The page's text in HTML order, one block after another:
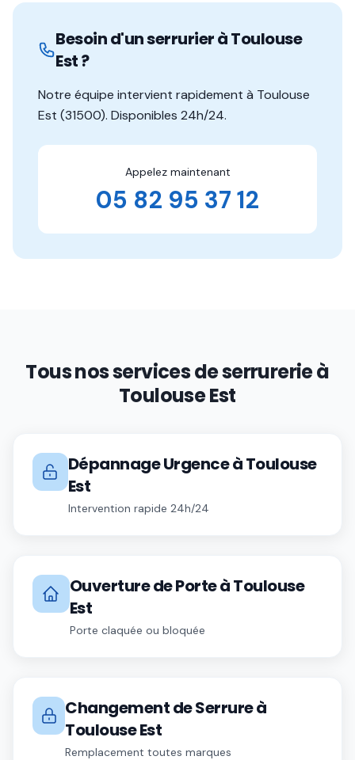
Besoin d'un serrurier àToulouse
Est?
Notre équipe intervient rapidement à Toulouse
Est (31500). Disponibles 24h/24.
Appelez maintenant
05 82 95 37 12
Tous nos services de serrurerie à
Toulouse Est
Dépannage UrgenceàToulouse
Est
Intervention rapide 24h/24
Ouverture de PorteàToulouse
Est
Porte claquée ou bloquée
Changement de Serrureà
Toulouse Est
Remplacement toutes marques